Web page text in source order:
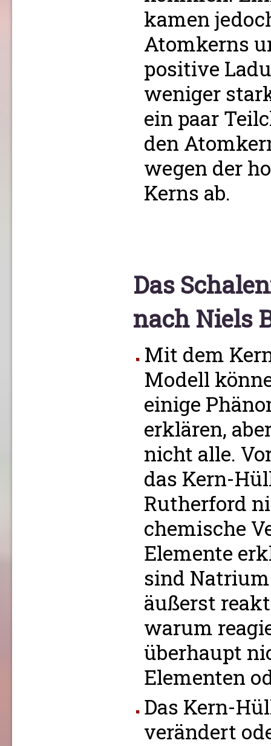
kamen
Atomkerns
positive
weniger
ein paar
den
wegen der
Kerns ab.
Das
nach Niels
Mit dem
Modell
einige
erklären,
nicht alle.
das Kern-
Rutherford
chemische
Elemente
sind
äußerst
warum
überhaupt
Elementen
Das Kern-
verändert